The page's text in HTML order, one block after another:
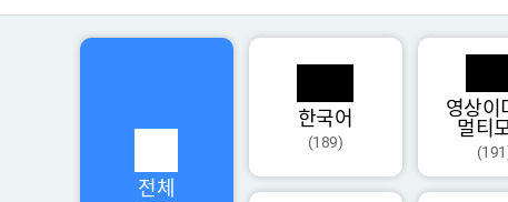
전체
한국어
(189)
영상이
멀티